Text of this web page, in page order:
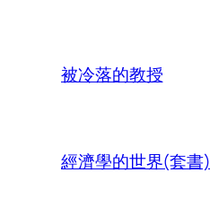
被冷落的教授
經濟學的世界(套書)